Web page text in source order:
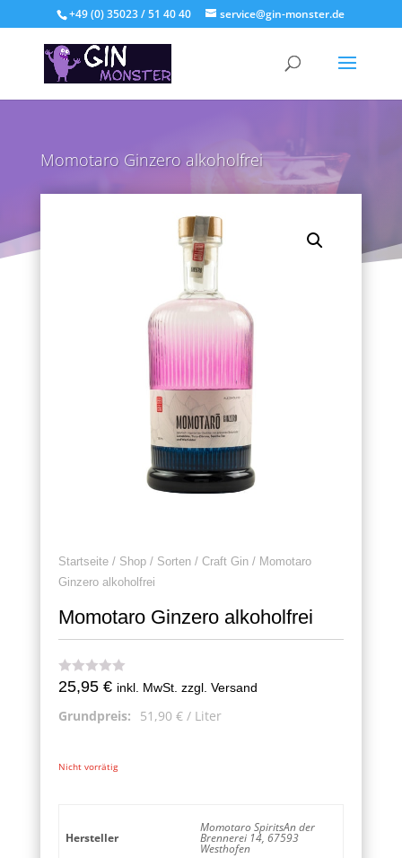
+49 (0) 35023 / 51 40 40 service@gin-monster.de
Momotaro Ginzero alkoholfrei
Startseite/ Shop/ Sorten/ Craft Gin/ Momotaro
Ginzero alkoholfrei
Momotaro Ginzero alkoholfrei
25,95 € inkl. MwSt. zzgl. Versand
Grundpreis: 51,90 €/ Liter
Nicht vorrätig
Hersteller
Momotaro SpiritsAn der
Brennerei 14, 67593
Westhofen